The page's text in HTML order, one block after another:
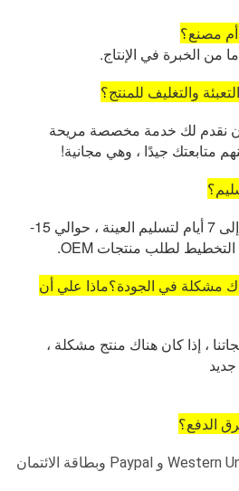
مصنع؟
والتغليف للمنتج؟
أن نقدم لك خدمة مخصصة مريحة
متابعتك جيدًا ، وهي مجانية!
ج: يستغرق الأمر حوالي 3 إلى 7 أيام لتسليم العينة ، حوالي 15-
مشكلة في الجودة؟ماذا علي أن
، إذا كان هناك منتج مشكلة ،
الدفع؟
يمكننا أيضًا تزويدك بـ Western Union و Paypal وبطاقة الائتمان